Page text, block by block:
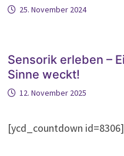
25. November 2024
Sensorik erleben –
Sinne weckt!
12. November 2025
[ycd_countdown id=8306]